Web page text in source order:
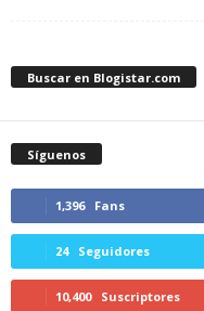
Buscar en Blogistar.com
Síguenos
1,396 Fans
24 Seguidores
10,400 Suscriptores